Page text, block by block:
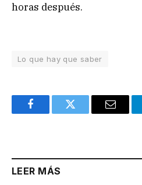
horas después.
Lo que hay que saber
FacebookTwitter Email
LEER MÁS